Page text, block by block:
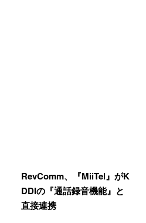
RevComm、『MiiTel』がK
DDIの『通話録音機能』と
直接連携